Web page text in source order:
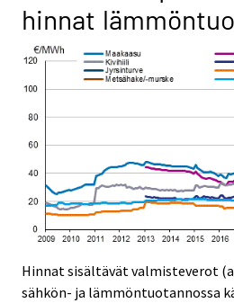
hinnat
Hinnat sisältävät valmisteverot
sähkön- ja lämmöntuotannossa